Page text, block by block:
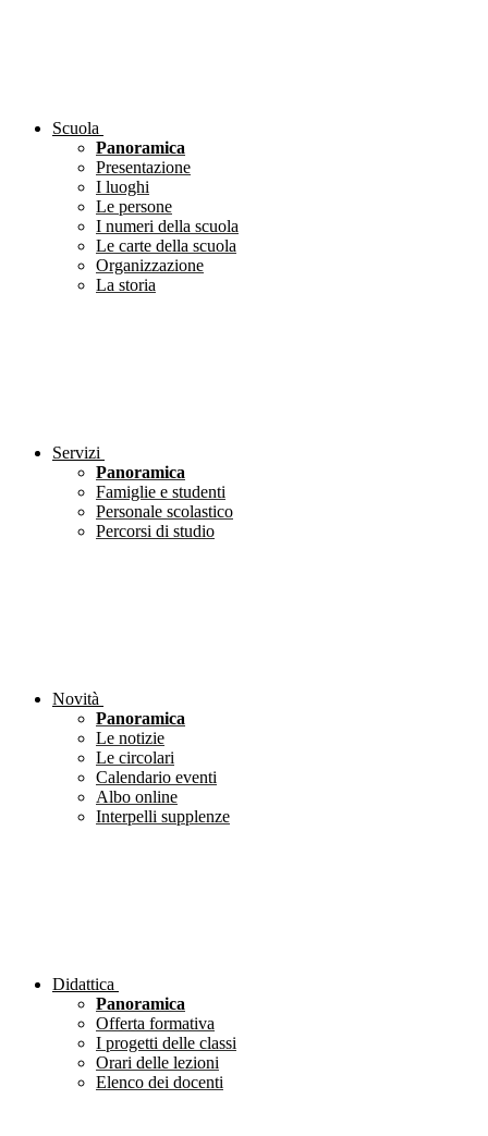
Scuola
Panoramica
Presentazione
I luoghi
Le persone
I numeri della scuola
Le carte della scuola
Organizzazione
La storia
Servizi
Panoramica
Famiglie e studenti
Personale scolastico
Percorsi di studio
Novità
Panoramica
Le notizie
Le circolari
Calendario eventi
Albo online
Interpelli supplenze
Didattica
Panoramica
Offerta formativa
I progetti delle classi
Orari delle lezioni
Elenco dei docenti